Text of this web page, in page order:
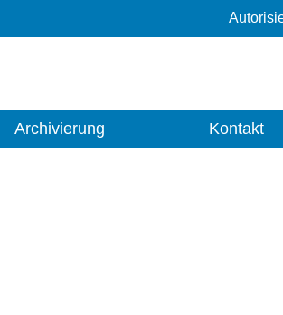
Archivierung Kontakt